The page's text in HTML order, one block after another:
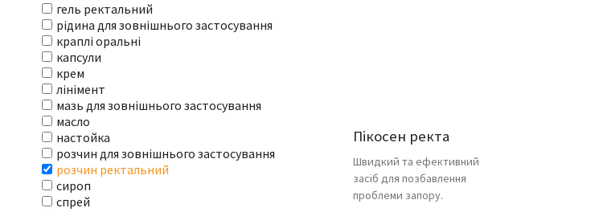
гель ректальний
рідина для зовнішнього застосування
краплі оральні
капсули
крем
лінімент
мазь для зовнішнього застосування
масло
настойка
розчин для зовнішнього застосування
розчин ректальний
сироп
спрей
Пікосен ректа
Швидкий та ефективний
засіб для позбавлення
проблеми запору.